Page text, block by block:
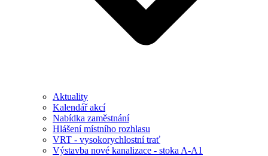
Aktuality
Kalendář akcí
Nabídka zaměstnání
Hlášení místního rozhlasu
VRT - vysokorychlostní trať
Výstavba nové kanalizace - stoka A-A1